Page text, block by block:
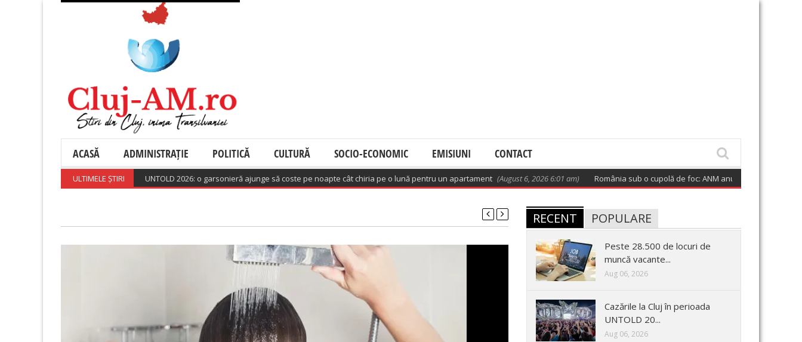
ACASĂ ADMINISTRAȚIE POLITICĂ CULTURĂ SOCIO-ECONOMIC EMISIUNI CONTACT
ULTIMELE ȘTIRI
Cazările la Cluj în perioada UNTOLD 2026: o garsonieră ajunge să coste pe noapte cât chiria pe o lună pentru un apartament (August 6, 2026 6:01 am) România sub o cupolă de foc: ANM anunță anomalii termice
RECENT POPULARE
Peste 28.500 de locuri de
muncă vacante...
Aug 06, 2026
Cazările la Cluj în perioada
UNTOLD 20...
Aug 06, 2026